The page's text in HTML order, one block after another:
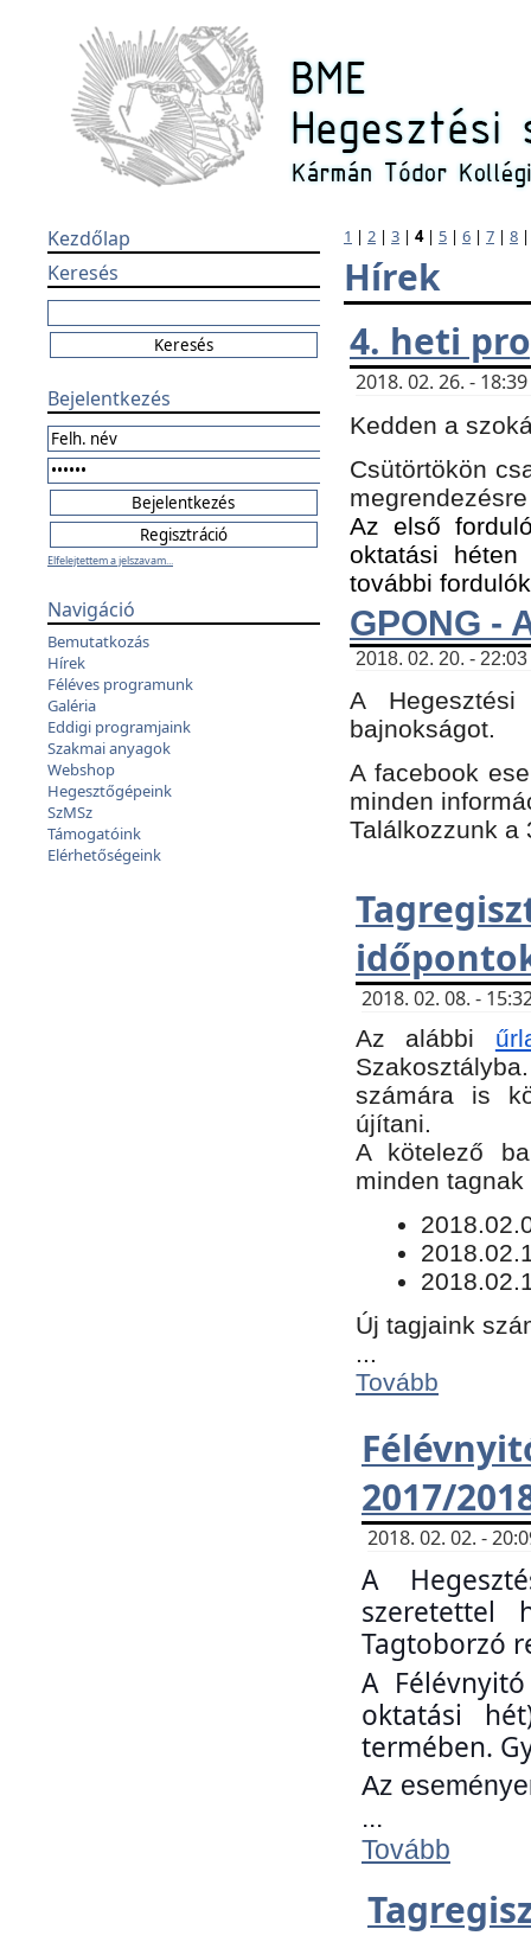
Kezdőlap
Keresés
Bejelentkezés
Elfelejtettem a jelszavam...
Navigáció
Bemutatkozás
Hírek
Féléves programunk
Galéria
Eddigi programjaink
Szakmai anyagok
Webshop
Hegesztőgépeink
SzMSz
Támogatóink
Elérhetőségeink
1 | 2 | 3 | 4| 5 | 6 | 7 | 8
Hírek
4. heti
2018. 02. 26. -
Kedden a
Csütörtökön
Az első
oktatási
további
GPONG -
2018. 02. 20. -
A
bajnokságot.
A facebook
minden
Találkozzunk a
2018. 02. 08. -
Az alábbi
számára is
újítani.
​A kötelező
minden
Új tagjaink
Tovább
2017/
2018. 02. 02. -
A
szeretettel
Tagtoborzó
A
oktatási
termében.
Az
...
Tovább